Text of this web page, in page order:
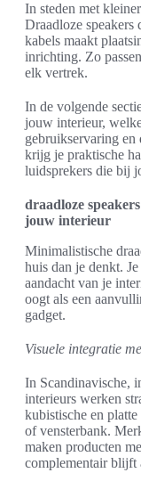
In steden met
Draadloze speakers
kabels maakt
inrichting. Zo
elk vertrek.
In de volgende
jouw interieur,
gebruikservaring en
krijg je praktische
luidsprekers die bij
draadloze
jouw interieur
Minimalistische
huis dan je denkt.
aandacht van je
oogt als een
gadget.
Visuele integratie
In Scandinavische,
interieurs werken
kubistische en
of vensterbank.
maken producten
complementair blijft